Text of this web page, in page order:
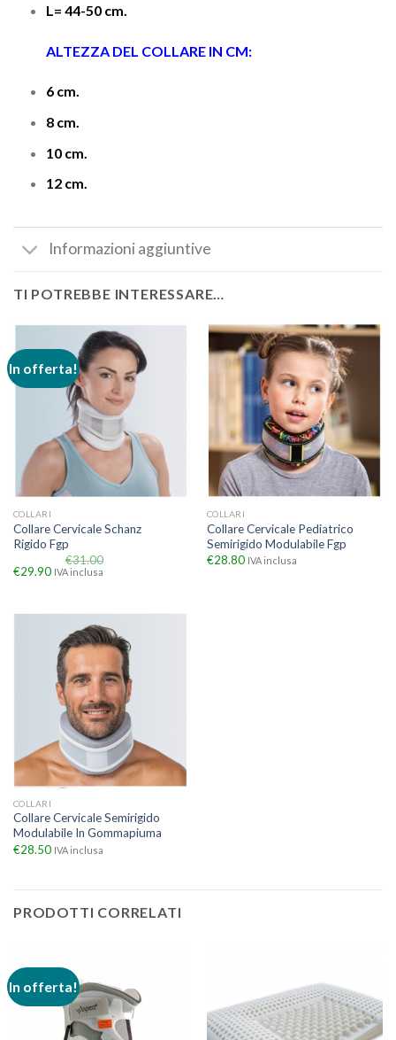
L= 44-50 cm.
ALTEZZA DEL COLLARE IN CM:
6 cm.
8 cm.
10 cm.
12 cm.
Informazioni aggiuntive
TI POTREBBE INTERESSARE…
In offerta!
COLLARI
Collare Cervicale Schanz
Rigido Fgp
€31.00
€29.90 IVA inclusa
COLLARI
Collare Cervicale Pediatrico
Semirigido Modulabile Fgp
€28.80 IVA inclusa
COLLARI
Collare Cervicale Semirigido
Modulabile In Gommapiuma
€28.50 IVA inclusa
PRODOTTI CORRELATI
In offerta!